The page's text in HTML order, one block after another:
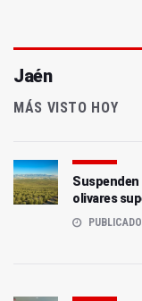
Jaén
MÁS VISTO HOY
olivares